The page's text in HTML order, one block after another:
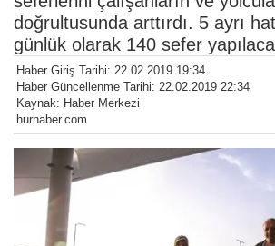
doğrultusunda arttırdı. 5 ayrı
günlük olarak 140 sefer
Haber Giriş Tarihi: 22.02.2019 19:34
Haber Güncellenme Tarihi: 22.02.2019 22:34
Kaynak: Haber Merkezi
hurhaber.com